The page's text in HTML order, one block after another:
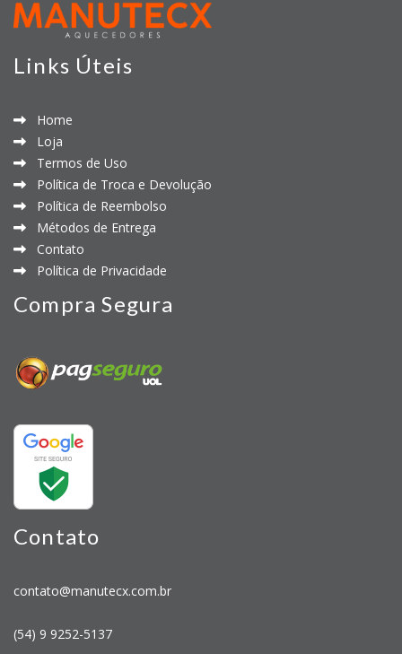
Links Úteis
Home
Loja
Termos de Uso
Política de Troca e Devolução
Política de Reembolso
Métodos de Entrega
Contato
Política de Privacidade
Compra Segura
Contato
contato@manutecx.com.br
(54) 9 9252-5137